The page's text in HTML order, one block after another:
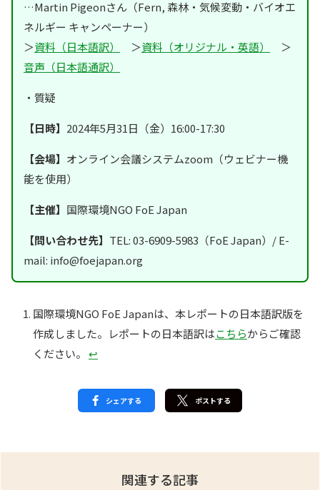
…Martin Pigeonさん（Fern, 森林・気候変動・バイオエ
ネルギー キャンペーナー）
＞資料（日本語訳） ＞資料（オリジナル・英語）
＞
音声（日本語通訳）
・質疑
【日時】 2024年5月31日（金）16:00-17:30
【会場】 オンライン会議システムzoom（ウェビナー機
能を使用）
【主催】 国際環境NGO FoE Japan
【問い合わせ先】 TEL: 03-6909-5983（FoE Japan）/ E-
mail: info@foejapan.org
国際環境NGO FoE Japanは、本レポートの日本語訳版を
作成しました。レポートの日本語訳はこちらからご確認
ください。 ↩︎
シェアする ポストする
関連する記事